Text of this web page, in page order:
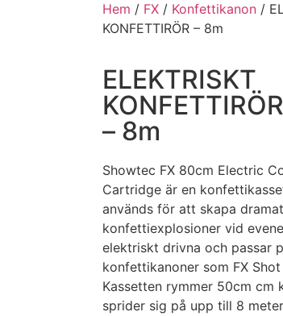
Hem / FX / Konfettikanon /
KONFETTIRÖR – 8m
ELEKTRISKT
KONFETTIRÖR
– 8m
Showtec FX 80cm Electric
Cartridge är en
används för att skapa
konfettiexplosioner vid
elektriskt drivna och passar
konfettikanoner som FX Shot
Kassetten rymmer 50cm cm
sprider sig på upp till 8